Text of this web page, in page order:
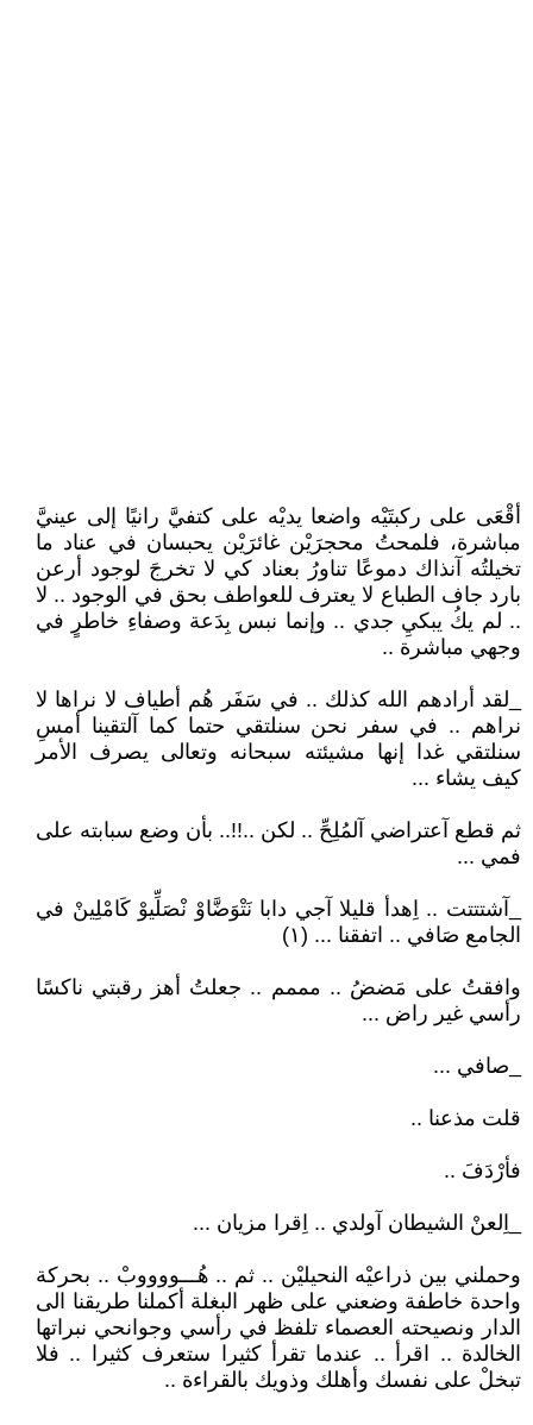
أقْعَى على ركبتَيْه واضعا يديْه على كتفيَّ رانيًا إلى عينيَّ
مباشرة، فلمحتُ محجرَيْن غائرَيْن يحبسان في عناد ما
تخيلتُه آنذاك دموعًا تناورُ بعناد كي لا تخرجَ لوجود أرعن
بارد جاف الطباع لا يعترف للعواطف بحق في الوجود .. لا
.. لم يكُ يبكيِ جدي .. وإنما نبس بِدَعة وصفاءِ خاطرٍ في
وجهي مباشرة ..
_لقد أرادهم الله كذلك .. في سَفَر هُم أطياف لا نراها لا
نراهم .. في سفر نحن سنلتقي حتما كما آلتقينا أمسِ
سنلتقي غدا إنها مشيئته سبحانه وتعالى يصرف الأمر
كيف يشاء ...
ثم قطع آعتراضي آلمُلِحِّ .. لكن ..!!.. بأن وضع سبابته على
فمي ...
_آشتتتت .. اِهدأ قليلا آجي دابا نَتْوَضَّاوْ نْصَلِّيوْ كَامْلِينْ في
الجامع صَافي .. اتفقنا ... (١)
وافقتُ على مَضضُ .. مممم .. جعلتُ أهز رقبتي ناكسًا
رأسي غير راض ...
_صافي ...
قلت مذعنا ..
فأرْدَفَ ..
_اِلعنْ الشيطان آولدي .. اِقرا مزيان ...
وحملني بين ذراعيْه النحيليْن .. ثم .. هُـــووووبْ .. بحركة
واحدة خاطفة وضعني على ظهر البغلة أكملنا طريقنا الى
الدار ونصيحته العصماء تلفظ في رأسي وجوانحي نبراتها
الخالدة .. اقرأ .. عندما تقرأ كثيرا ستعرف كثيرا .. فلا
تبخلْ على نفسك وأهلك وذويك بالقراءة ..